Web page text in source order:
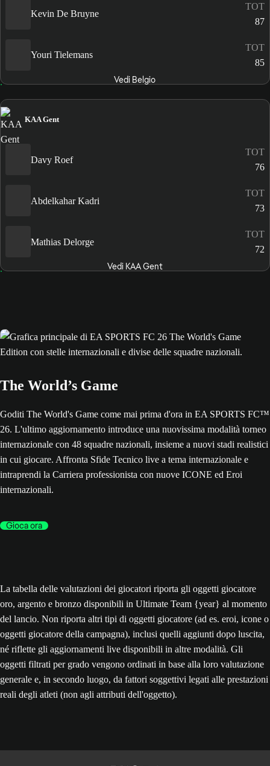
Kevin De Bruyne
TOT
87
Youri Tielemans
TOT
85
Vedi Belgio
KAA Gent
Davy Roef
TOT
76
Abdelkahar Kadri
TOT
73
Mathias Delorge
TOT
72
Vedi KAA Gent
The World’s Game
Goditi The World's Game come mai prima d'ora in EA SPORTS FC™
26. L'ultimo aggiornamento introduce una nuovissima modalità torneo
internazionale con 48 squadre nazionali, insieme a nuovi stadi realistici
in cui giocare. Affronta Sfide Tecnico live a tema internazionale e
intraprendi la Carriera professionista con nuove ICONE ed Eroi
internazionali.
Gioca ora
La tabella delle valutazioni dei giocatori riporta gli oggetti giocatore
oro, argento e bronzo disponibili in Ultimate Team {year} al momento
del lancio. Non riporta altri tipi di oggetti giocatore (ad es. eroi, icone o
oggetti giocatore della campagna), inclusi quelli aggiunti dopo luscita,
né riflette gli aggiornamenti live disponibili in altre modalità. Gli
oggetti filtrati per grado vengono ordinati in base alla loro valutazione
generale e, in secondo luogo, da fattori soggettivi legati alle prestazioni
reali degli atleti (non agli attributi dell'oggetto).